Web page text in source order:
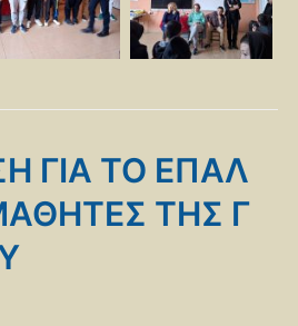
ΓΙΑ ΤΟ ΕΠΑΛ
ΤΗΣ Γ